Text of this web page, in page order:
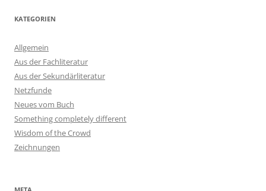
KATEGORIEN
Allgemein
Aus der Fachliteratur
Aus der Sekundärliteratur
Netzfunde
Neues vom Buch
Something completely different
Wisdom of the Crowd
Zeichnungen